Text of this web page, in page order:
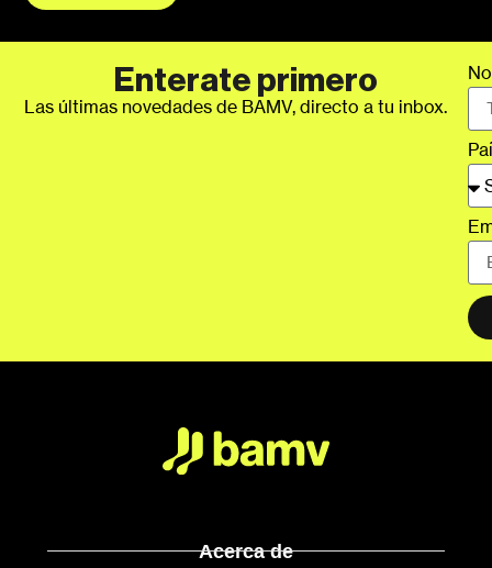
Enterate primero
Las últimas novedades de BAMV, directo a tu inbox.
Acerca de